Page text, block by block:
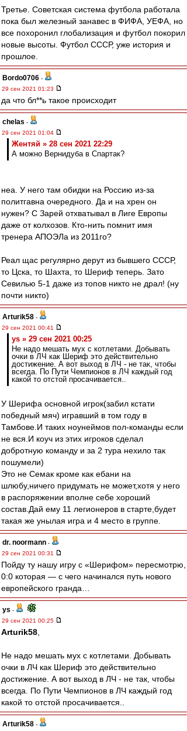
Третье. Советская система футбола работала
пока был железный занавес в ФИФА, УЕФА, но
все похоронил глобализация и футбол покорил
новые высоты. Футбол СССР, уже история и
прошлое.
Bordo0706 -
29 сен 2021 01:23
да что бл**ь такое происходит
chelas -
29 сен 2021 01:04
Жентяй » 28 сен 2021 22:29
А можно Вернидуба в Спартак?
неа. У него там обидки на Россию из-за
политгавна очередного. Да и на хрен он
нужен? С Зарей отхватывал в Лиге Европы
даже от колхозов. Кто-нить помнит имя
тренера АПОЭЛа из 2011го?
Реал щас регулярно дерут из бывшего СССР,
то Цска, то Шахта, то Шериф теперь. Зато
Севилью 5-1 даже из топов никто не драл! (ну
почти никто)
Arturik58 -
29 сен 2021 00:41
ys » 29 сен 2021 00:25
Не надо мешать мух с котлетами. Добывать
очки в ЛЧ как Шериф это действительно
достижение. А вот выход в ЛЧ - не так, чтобы
всегда. По Пути Чемпионов в ЛЧ каждый год
какой то отстой просачивается..
У Шерифа основной игрок(забил кстати
победный мяч) игравший в том году в
Тамбове.И таких ноунеймов пол-команды если
не вся.И коуч из этих игроков сделал
добротную команду и за 2 тура нехило так
пошумели)
Это не Семак кроме как ебани на
шлюбу,ничего придумать не может,хотя у него
в распоряжении вполне себе хороший
состав.Дай ему 11 легионеров в старте,будет
такая же унылая игра и 4 место в группе.
dr. noormann -
29 сен 2021 00:31
Пойду ту нашу игру с «Шерифом» пересмотрю,
0:0 которая — с чего начинался путь нового
европейского гранда…
ys -
29 сен 2021 00:25
Arturik58
Не надо мешать мух с котлетами. Добывать
очки в ЛЧ как Шериф это действительно
достижение. А вот выход в ЛЧ - не так, чтобы
всегда. По Пути Чемпионов в ЛЧ каждый год
какой то отстой просачивается..
Arturik58 -